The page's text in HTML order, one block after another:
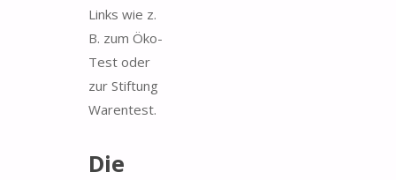
Links wie z.
B. zum Öko-
Test oder
zur Stiftung
Warentest.
Die